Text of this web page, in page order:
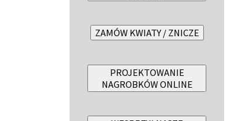
ZAMÓW KWIATY / ZNICZE
PROJEKTOWANIE
NAGROBKÓW ONLINE